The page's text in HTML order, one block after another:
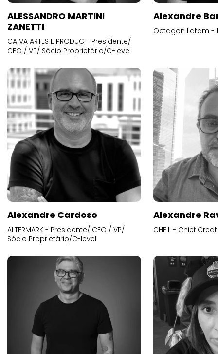
ALESSANDRO MARTINI
ZANETTI
CA VA ARTES E PRODUC - Presidente/
CEO / VP/ Sócio Proprietário/C-level
Alexandre
Octagon Latam -
Alexandre Cardoso
ALTERMARK - Presidente/ CEO / VP/
Sócio Proprietário/C-level
Alexandre
CHEIL - Chief